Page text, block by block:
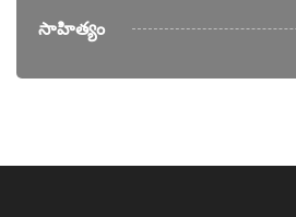
సాహిత్యం